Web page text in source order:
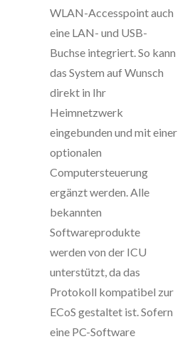
WLAN-Accesspoint auch
eine LAN- und USB-
Buchse integriert. So kann
das System auf Wunsch
direkt in Ihr
Heimnetzwerk
eingebunden und mit einer
optionalen
Computersteuerung
ergänzt werden. Alle
bekannten
Softwareprodukte
werden von der ICU
unterstützt, da das
Protokoll kompatibel zur
ECoS gestaltet ist. Sofern
eine PC-Software